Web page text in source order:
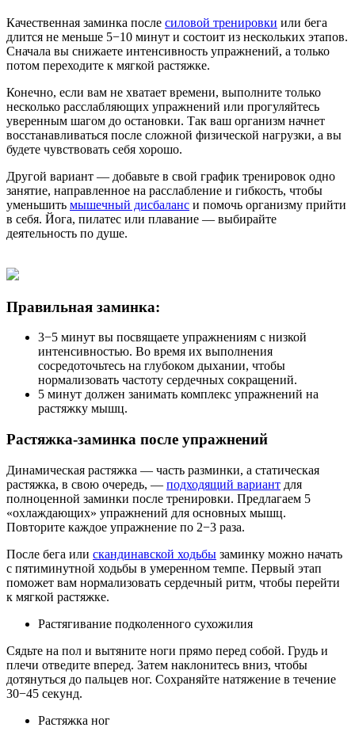
Качественная заминка после силовой тренировки или бега
длится не меньше 5−10 минут и состоит из нескольких этапов.
Сначала вы снижаете интенсивность упражнений, а только
потом переходите к мягкой растяжке.
Конечно, если вам не хватает времени, выполните только
несколько расслабляющих упражнений или прогуляйтесь
уверенным шагом до остановки. Так ваш организм начнет
восстанавливаться после сложной физической нагрузки, а вы
будете чувствовать себя хорошо.
Другой вариант — добавьте в свой график тренировок одно
занятие, направленное на расслабление и гибкость, чтобы
уменьшить мышечный дисбаланс и помочь организму прийти
в себя. Йога, пилатес или плавание — выбирайте
деятельность по душе.
Правильная заминка:
3−5 минут вы посвящаете упражнениям с низкой
интенсивностью. Во время их выполнения
сосредоточьтесь на глубоком дыхании, чтобы
нормализовать частоту сердечных сокращений.
5 минут должен занимать комплекс упражнений на
растяжку мышц.
Растяжка-заминка после упражнений
Динамическая растяжка — часть разминки, а статическая
растяжка, в свою очередь, — подходящий вариант для
полноценной заминки после тренировки. Предлагаем 5
«охлаждающих» упражнений для основных мышц.
Повторите каждое упражнение по 2−3 раза.
После бега или скандинавской ходьбы заминку можно начать
с пятиминутной ходьбы в умеренном темпе. Первый этап
поможет вам нормализовать сердечный ритм, чтобы перейти
к мягкой растяжке.
Растягивание подколенного сухожилия
Сядьте на пол и вытяните ноги прямо перед собой. Грудь и
плечи отведите вперед. Затем наклонитесь вниз, чтобы
дотянуться до пальцев ног. Сохраняйте натяжение в течение
30−45 секунд.
Растяжка ног